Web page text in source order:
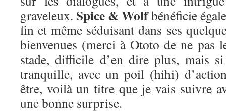
graveleux. Spice & Wolfbénéficie
fin et même séduisant dans ses
bienvenues (merci à Ototo de ne pas
stade, difficile d’en dire plus, mais
tranquille, avec un poil (hihi)
être, voilà un titre que je vais suivre
une bonne surprise.